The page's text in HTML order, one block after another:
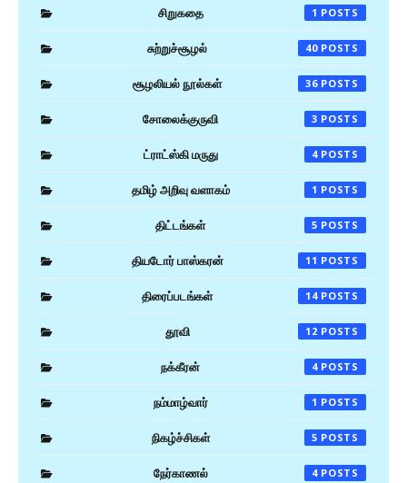
சிறுகதை 1
சுற்றுச்சூழல் 40
சூழலியல் நூல்கள் 36
சோலைக்குருவி 3
ட்ராட்ஸ்கி மருது 4
தமிழ் அறிவு வளாகம் 1
திட்டங்கள் 5
தியடோர் பாஸ்கரன் 11
திரைப்படங்கள் 14
தூவி 12
நக்கீரன் 4
நம்மாழ்வார் 1
நிகழ்ச்சிகள் 5
நேர்காணல் 4